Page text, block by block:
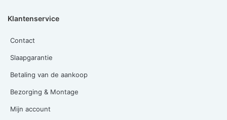
Klantenservice
Contact
Slaapgarantie
Betaling van de aankoop
Bezorging & Montage
Mijn account